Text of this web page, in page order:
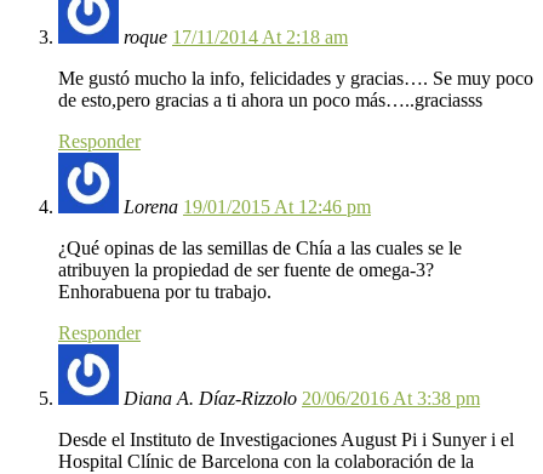
roque 17/11/2014 At 2:18 am
Me gustó mucho la info, felicidades y gracias…. Se muy poco
de esto,pero gracias a ti ahora un poco más…..graciasss
Responder
Lorena 19/01/2015 At 12:46 pm
¿Qué opinas de las semillas de Chía a las cuales se le
atribuyen la propiedad de ser fuente de omega-3?
Enhorabuena por tu trabajo.
Responder
Diana A. Díaz-Rizzolo 20/06/2016 At 3:38 pm
Desde el Instituto de Investigaciones August Pi i Sunyer i el
Hospital Clínic de Barcelona con la colaboración de la